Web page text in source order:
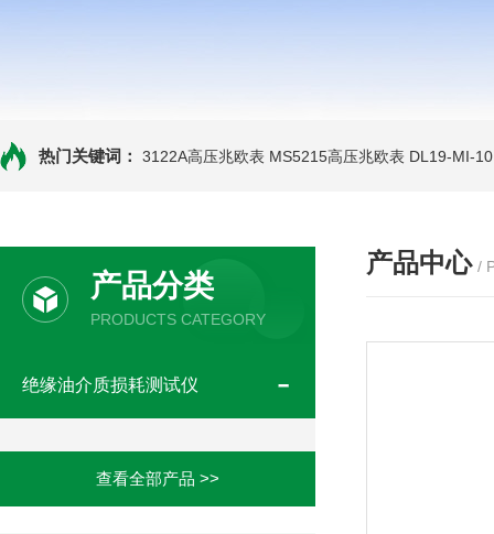
热门关键词： 3122A高压兆欧表 MS5215高压兆欧表 DL19-MI-
产品分类
PRODUCTS CATEGORY
绝缘油介质损耗测试仪
查看全部产品 >>
产品中心 /